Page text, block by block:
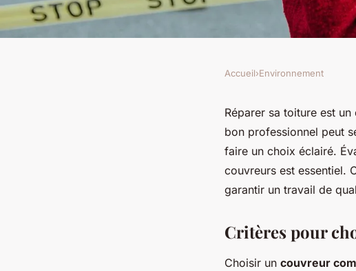
Réparer sa toiture :
le bon professionnel
Accueil›Environnement
Réparer sa toiture est
bon professionnel peut
faire un choix éclairé.
couvreurs est essentiel.
garantir un travail de
Critères pour
Choisir un couvreur